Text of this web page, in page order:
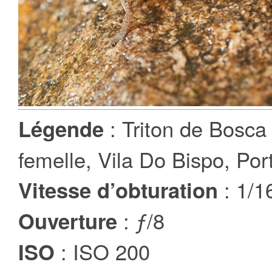
Légende : Triton de
femelle, Vila Do Bispo,
Vitesse d’obturation : 1/
Ouverture : ƒ/8
ISO : ISO 200